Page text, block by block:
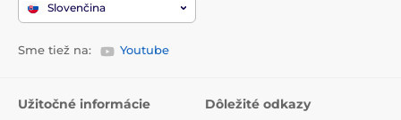
Slovenčina
Sme tiež na: Youtube
Užitočné informácie Dôležité odkazy